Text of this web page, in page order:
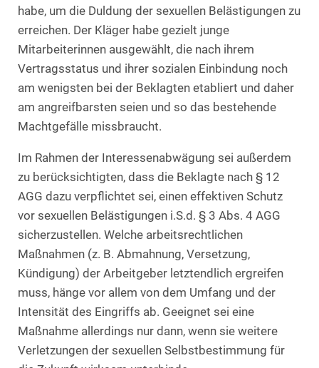
habe, um die Duldung der sexuellen Belästigungen zu
erreichen. Der Kläger habe gezielt junge
Mitarbeiterinnen ausgewählt, die nach ihrem
Vertragsstatus und ihrer sozialen Einbindung noch
am wenigsten bei der Beklagten etabliert und daher
am angreifbarsten seien und so das bestehende
Machtgefälle missbraucht.
Im Rahmen der Interessenabwägung sei außerdem
zu berücksichtigten, dass die Beklagte nach § 12
AGG dazu verpflichtet sei, einen effektiven Schutz
vor sexuellen Belästigungen i.S.d. § 3 Abs. 4 AGG
sicherzustellen. Welche arbeitsrechtlichen
Maßnahmen (z. B. Abmahnung, Versetzung,
Kündigung) der Arbeitgeber letztendlich ergreifen
muss, hänge vor allem von dem Umfang und der
Intensität des Eingriffs ab. Geeignet sei eine
Maßnahme allerdings nur dann, wenn sie weitere
Verletzungen der sexuellen Selbstbestimmung für